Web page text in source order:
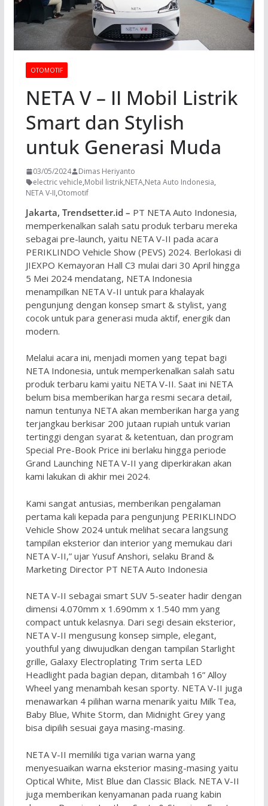
OTOMOTIF
NETA V – II Mobil Listrik
Smart dan Stylish
untuk Generasi Muda
03/05/2024
Dimas Heriyanto
electric vehicle,Mobil listrik,NETA,Neta Auto Indonesia,
NETA V-II,Otomotif
Jakarta, Trendsetter.id – PT NETA Auto Indonesia,
memperkenalkan salah satu produk terbaru mereka
sebagai pre-launch, yaitu NETA V-II pada acara
PERIKLINDO Vehicle Show (PEVS) 2024. Berlokasi di
JIEXPO Kemayoran Hall C3 mulai dari 30 April hingga
5 Mei 2024 mendatang, NETA Indonesia
menampilkan NETA V-II untuk para khalayak
pengunjung dengan konsep smart & stylist, yang
cocok untuk para generasi muda aktif, energik dan
modern.
Melalui acara ini, menjadi momen yang tepat bagi
NETA Indonesia, untuk memperkenalkan salah satu
produk terbaru kami yaitu NETA V-II. Saat ini NETA
belum bisa memberikan harga resmi secara detail,
namun tentunya NETA akan memberikan harga yang
terjangkau berkisar 200 jutaan rupiah untuk varian
tertinggi dengan syarat & ketentuan, dan program
Special Pre-Book Price ini berlaku hingga periode
Grand Launching NETA V-II yang diperkirakan akan
kami lakukan di akhir mei 2024.
Kami sangat antusias, memberikan pengalaman
pertama kali kepada para pengunjung PERIKLINDO
Vehicle Show 2024 untuk melihat secara langsung
tampilan eksterior dan interior yang memukau dari
NETA V-II,” ujar Yusuf Anshori, selaku Brand &
Marketing Director PT NETA Auto Indonesia
NETA V-II sebagai smart SUV 5-seater hadir dengan
dimensi 4.070mm x 1.690mm x 1.540 mm yang
compact untuk kelasnya. Dari segi desain eksterior,
NETA V-II mengusung konsep simple, elegant,
youthful yang diwujudkan dengan tampilan Starlight
grille, Galaxy Electroplating Trim serta LED
Headlight pada bagian depan, ditambah 16” Alloy
Wheel yang menambah kesan sporty. NETA V-II juga
menawarkan 4 pilihan warna menarik yaitu Milk Tea,
Baby Blue, White Storm, dan Midnight Grey yang
bisa dipilih sesuai gaya masing-masing.
NETA V-II memiliki tiga varian warna yang
menyesuaikan warna eksterior masing-masing yaitu
Optical White, Mist Blue dan Classic Black. NETA V-II
juga memberikan kenyamanan pada ruang kabin